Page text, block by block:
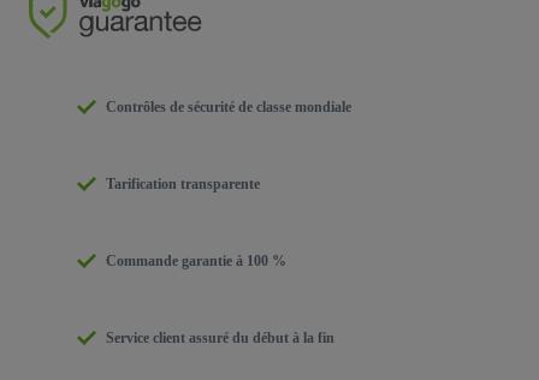
Contrôles de sécurité de classe mondiale
Tarification transparente
Commande garantie à 100 %
Service client assuré du début à la fin